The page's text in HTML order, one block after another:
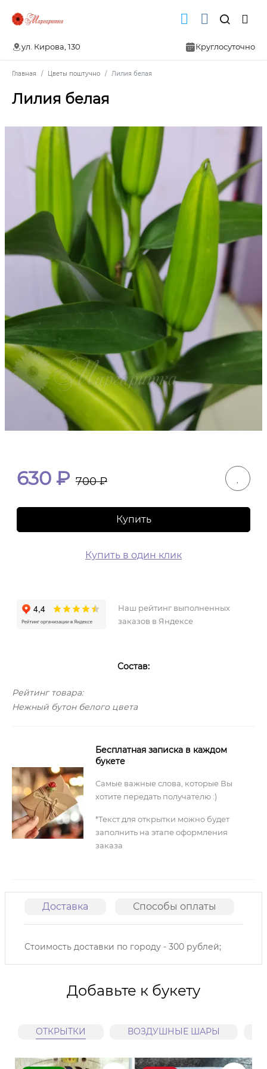
ул. Кирова, 130 Круглосуточно
Главная Цветы поштучно Лилия белая
Лилия белая
630 ₽ 700₽
Купить
Купить в один клик
Наш рейтинг выполненных
заказов в Яндексе
Состав:
Рейтинг товара:
Нежный бутон белого цвета
Бесплатная записка в каждом
букете
Самые важные слова, которые Вы
хотите передать получателю :)
*Текст для открытки можно будет
заполнить на этапе оформления
заказа
Доставка Способы оплаты
Стоимость доставки по городу - 300 рублей;
Добавьте к букету
ОТКРЫТКИ ВОЗДУШНЫЕ ШАРЫ